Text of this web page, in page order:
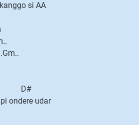
si AA
ondere udar